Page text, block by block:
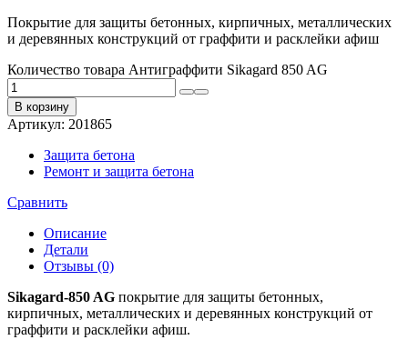
Покрытие для защиты бетонных, кирпичных, металлических
и деревянных конструкций от граффити и расклейки афиш
Количество товара Антиграффити Sikagard 850 AG
В корзину
Артикул: 201865
Защита бетона
Ремонт и защита бетона
Сравнить
Описание
Детали
Отзывы (0)
Sikagard-850 AG покрытие для защиты бетонных,
кирпичных, металлических и деревянных конструкций от
граффити и расклейки афиш.